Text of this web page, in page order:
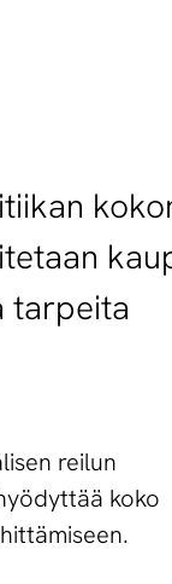
tarpeita
reilun
koko